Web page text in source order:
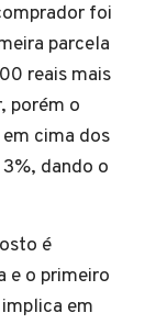
foi
parcela
reais mais
porém o
cima dos
dando o
é
e o primeiro
em